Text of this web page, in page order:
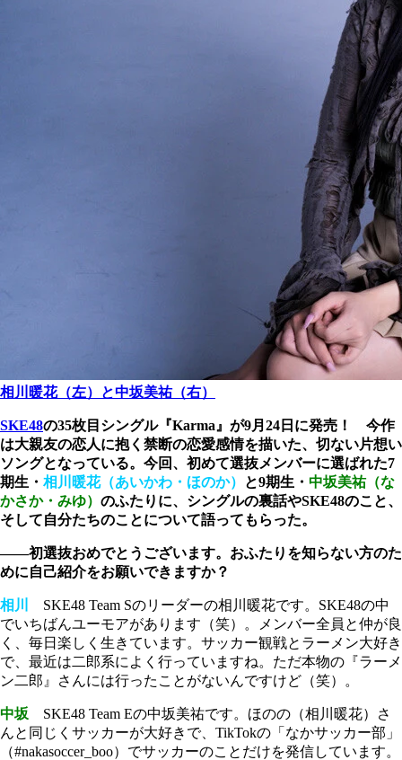
相川暖花（左）と中坂美祐（右）
SKE48の35枚目シングル『Karma』が9月24日に発売！ 今作
は大親友の恋人に抱く禁断の恋愛感情を描いた、切ない片想い
ソングとなっている。今回、初めて選抜メンバーに選ばれた7
期生・ 相川暖花（あいかわ・ほのか） と9期生・ 中坂美祐（な
かさか・みゆ） のふたりに、シングルの裏話やSKE48のこと、
そして自分たちのことについて語ってもらった。
――初選抜おめでとうございます。おふたりを知らない方のた
めに自己紹介をお願いできますか？
相川
SKE48 Team Sのリーダーの相川暖花です。SKE48の中
でいちばんユーモアがあります（笑）。メンバー全員と仲が良
く、毎日楽しく生きています。サッカー観戦とラーメン大好き
で、最近は二郎系によく行っていますね。ただ本物の『ラーメ
ン二郎』さんには行ったことがないんですけど（笑）。
中坂 SKE48 Team Eの中坂美祐です。ほのの（相川暖花）さ
んと同じくサッカーが大好きで、TikTokの「なかサッカー部」
（#nakasoccer_boo）でサッカーのことだけを発信しています。